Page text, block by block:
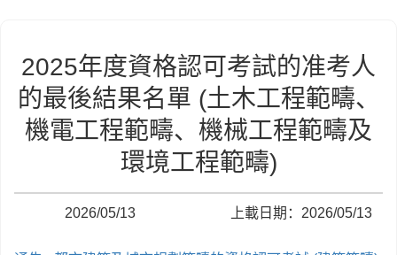
2025年度資格認可考試的准考人
的最後結果名單 (土木工程範疇、
機電工程範疇、機械工程範疇及
環境工程範疇)
2026/05/13 上載日期：2026/05/13